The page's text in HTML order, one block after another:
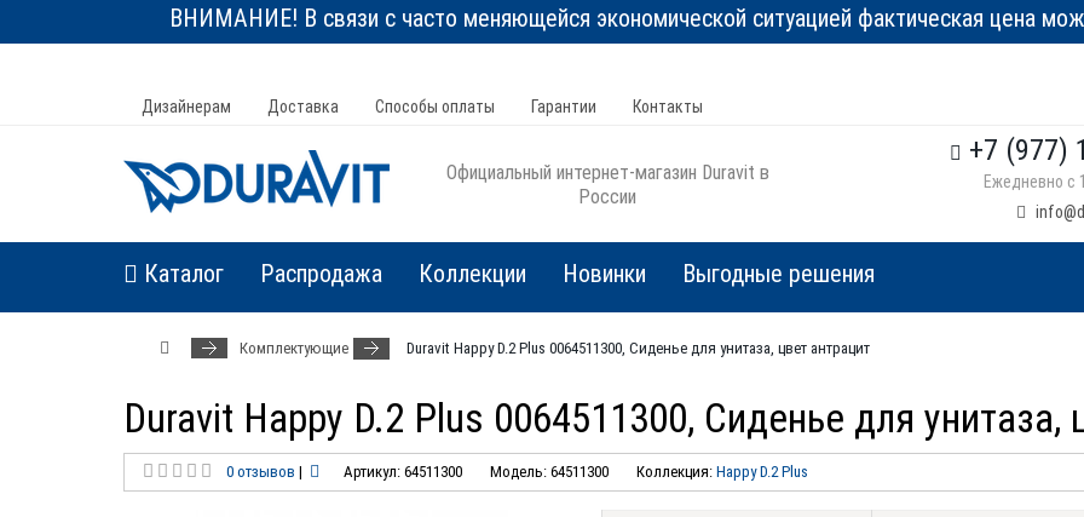
ВНИМАНИЕ! В связи с часто меняющейся экономической ситуацией фактическая цена
Дизайнерам Доставка Способы оплаты Гарантии Контакты
Официальный интернет-магазин Duravit в
России
+7 (977)
Ежедневно с
Каталог Распродажа Коллекции Новинки Выгодные решения
Комплектующие Duravit Happy D.2 Plus 0064511300, Сиденье для унитаза, цвет антрацит
Duravit Happy D.2 Plus 0064511300, Сиденье для унитаза,
0 отзывов | Артикул: 64511300 Модель: 64511300 Коллекция: Happy D.2 Plus